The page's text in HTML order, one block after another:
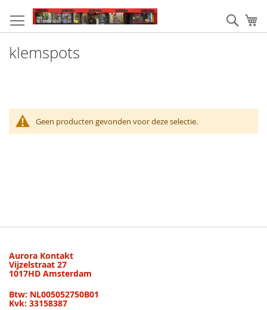
naar
de
Zoek
klemspots
Geen producten gevonden voor deze selectie.
Aurora Kontakt
Vijzelstraat 27
1017HD Amsterdam
Btw: NL005052750B01
Kvk: 33158387